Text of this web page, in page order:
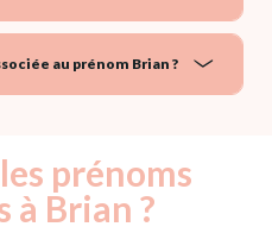
au prénom Brian ?
prénoms
à Brian ?